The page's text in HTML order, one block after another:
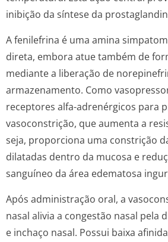
inibição da síntese da
A fenilefrina é uma amina
direta, embora atue também de
mediante a liberação de
armazenamento. Como
receptores alfa-adrenérgicos para
vasoconstrição, que aumenta a
seja, proporciona uma constrição
dilatadas dentro da mucosa e
sanguíneo da área edematosa
Após administração oral, a
nasal alivia a congestão nasal pela
e inchaço nasal. Possui baixa